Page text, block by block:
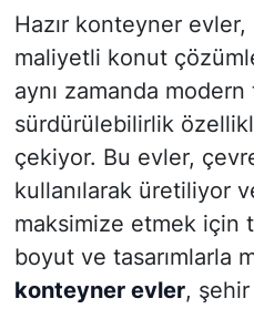
Hazır konteyner evler,
maliyetli konut
aynı zamanda modern
sürdürülebilirlik
çekiyor. Bu evler,
kullanılarak üretiliyor
maksimize etmek için
boyut ve tasarımlarla
konteyner evler, şehir